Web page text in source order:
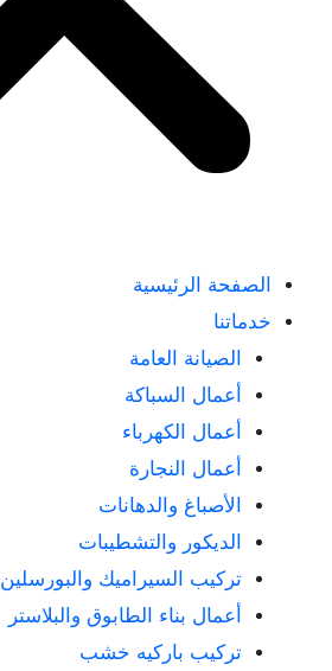
الصفحة الرئيسية
خدماتنا
الصيانة العامة
أعمال السباكة
أعمال الكهرباء
أعمال النجارة
الأصباغ والدهانات
الديكور والتشطيبات
تركيب السيراميك والبورسلين
أعمال بناء الطابوق والبلاستر
تركيب باركيه خشب